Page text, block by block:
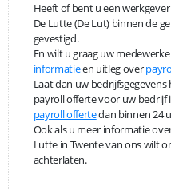
Heeft of bent u een
De Lutte (De Lut) binnen de
gevestigd.
En wilt u graag uw
informatieen uitleg over
Laat dan uw
payroll offerte voor uw bedrijf
payroll offertedan binnen 24
Ook als u meer informatie
Lutte in Twente van ons wilt
achterlaten.